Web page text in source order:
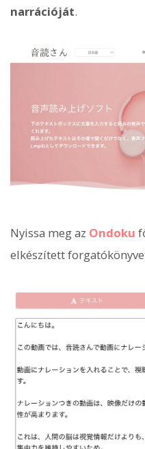
narrációját.
Nyissa meg az Ondoku
elkészített